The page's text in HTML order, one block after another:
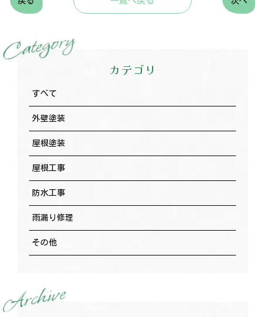
Category
カテゴリ
すべて
外壁塗装
屋根塗装
屋根工事
防水工事
雨漏り修理
その他
Archive